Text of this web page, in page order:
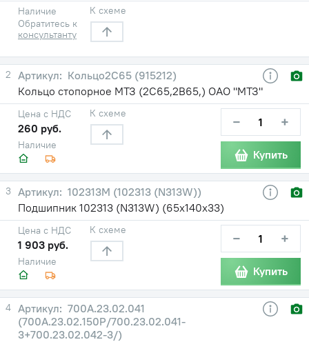
Наличие
Обратитесь к
консультанту
К схеме
2
Кольцо2С65 (915212)
Кольцо стопорное МТЗ (2С65,2В65,) ОАО "МТЗ"
Наличие
Цена с НДС
260 руб.
К схеме − +
Купить
3
102313М (102313 (N313W))
Подшипник 102313 (N313W) (65х140х33)
Наличие
Цена с НДС
1 903 руб.
К схеме − +
Купить
4
700А.23.02.041
(700А.23.02.150Р/700.23.02.041-
3+700.23.02.042-3/)